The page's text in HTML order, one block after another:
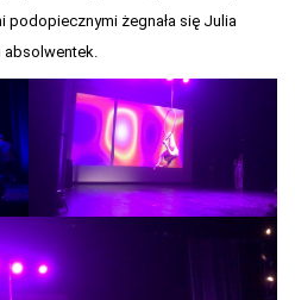
podopiecznymi żegnała się Julia